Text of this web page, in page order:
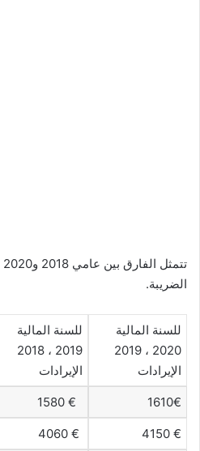
الضريبة.
للسنة المالية
2020 ، 2019
الإيرادات
للسنة المالية
2019 ، 2018
الإيرادات
1610€
€ 1580
€ 4150
€ 4060